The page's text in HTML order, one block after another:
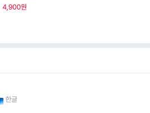
4,900원
한글